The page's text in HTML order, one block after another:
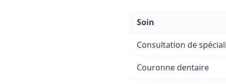
Soin
Consultation de
Couronne dentaire